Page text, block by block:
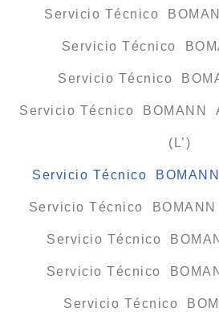
Servicio Técnico
Servicio Técnico
Servicio Técnico
Servicio Técnico BOMANN
(L’)
Servicio Técnico
Servicio Técnico
Servicio Técnico
Servicio Técnico
Servicio Técnico